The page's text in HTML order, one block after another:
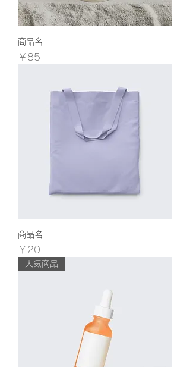
商品名
価格
￥85
商品名
価格
￥20
人気商品